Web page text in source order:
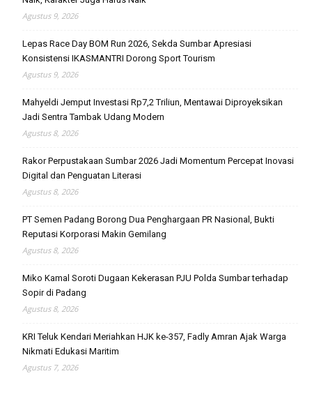
Agustus 9, 2026
Lepas Race Day BOM Run 2026, Sekda Sumbar Apresiasi
Konsistensi IKASMANTRI Dorong Sport Tourism
Agustus 9, 2026
Mahyeldi Jemput Investasi Rp7,2 Triliun, Mentawai Diproyeksikan
Jadi Sentra Tambak Udang Modern
Agustus 8, 2026
Rakor Perpustakaan Sumbar 2026 Jadi Momentum Percepat Inovasi
Digital dan Penguatan Literasi
Agustus 8, 2026
PT Semen Padang Borong Dua Penghargaan PR Nasional, Bukti
Reputasi Korporasi Makin Gemilang
Agustus 8, 2026
Miko Kamal Soroti Dugaan Kekerasan PJU Polda Sumbar terhadap
Sopir di Padang
Agustus 8, 2026
KRI Teluk Kendari Meriahkan HJK ke-357, Fadly Amran Ajak Warga
Nikmati Edukasi Maritim
Agustus 7, 2026